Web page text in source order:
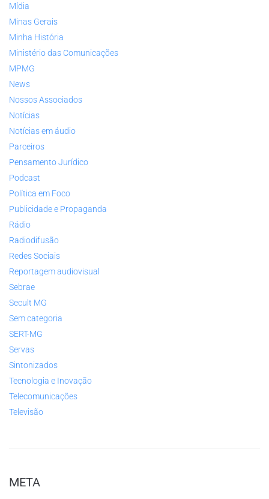
Mídia
Minas Gerais
Minha História
Ministério das Comunicações
MPMG
News
Nossos Associados
Notícias
Notícias em áudio
Parceiros
Pensamento Jurídico
Podcast
Política em Foco
Publicidade e Propaganda
Rádio
Radiodifusão
Redes Sociais
Reportagem audiovisual
Sebrae
Secult MG
Sem categoria
SERT-MG
Servas
Sintonizados
Tecnologia e Inovação
Telecomunicações
Televisão
META